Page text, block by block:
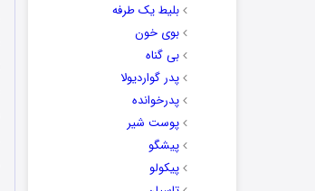
بلیط یک‌‌ طرفه
بوی خون
بی گناه
پدر گواردیولا
پدرخوانده
پوست شیر
پیشگو
پیکولو